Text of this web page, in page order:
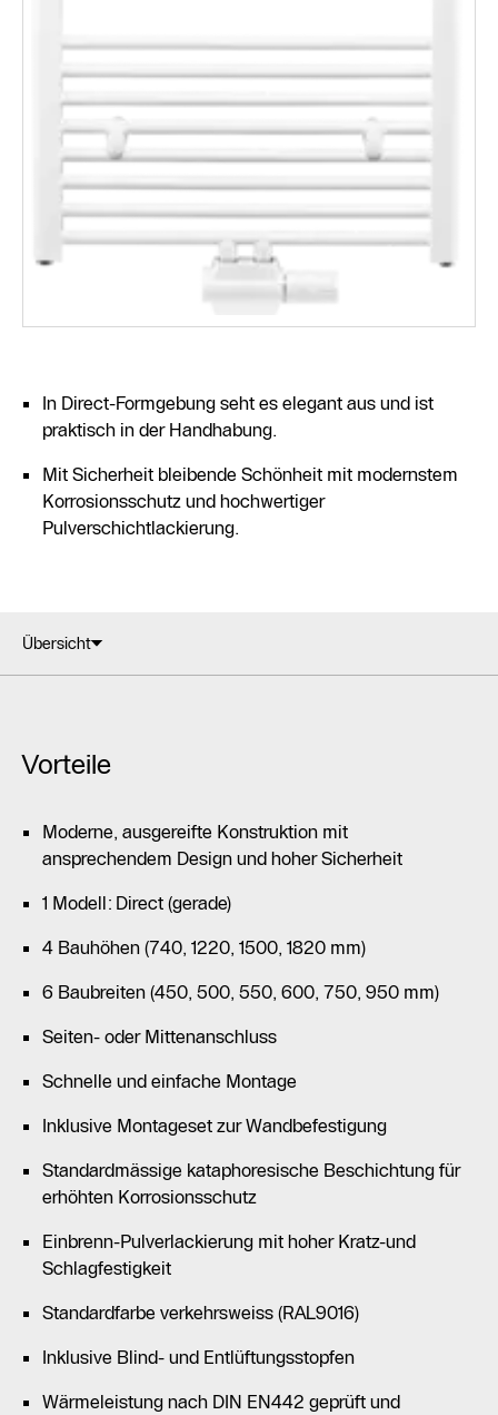
In Direct-Formgebung seht es elegant aus und ist
praktisch in der Handhabung.
Mit Sicherheit bleibende Schönheit mit modernstem
Korrosionsschutz und hochwertiger
Pulverschichtlackierung.
Übersicht
Vorteile
Moderne, ausgereifte Konstruktion mit
ansprechendem Design und hoher Sicherheit
1 Modell: Direct (gerade)
4 Bauhöhen (740, 1220, 1500, 1820 mm)
6 Baubreiten (450, 500, 550, 600, 750, 950 mm)
Seiten- oder Mittenanschluss
Schnelle und einfache Montage
Inklusive Montageset zur Wandbefestigung
Standardmässige kataphoresische Beschichtung für
erhöhten Korrosionsschutz
Einbrenn-Pulverlackierung mit hoher Kratz-und
Schlagfestigkeit
Standardfarbe verkehrsweiss (RAL9016)
Inklusive Blind- und Entlüftungsstopfen
Wärmeleistung nach DIN EN442 geprüft und